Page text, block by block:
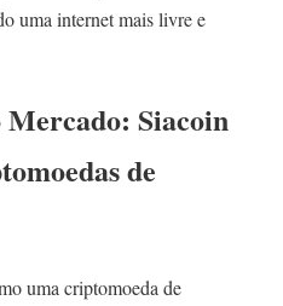
uma internet mais livre e
Mercado: Siacoin
de
uma criptomoeda de